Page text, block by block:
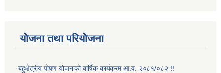
योजना तथा परियोजना
बहुक्षेत्रीय पोषण योजनाको बार्षिक कार्यक्रम आ.व. २०८१/०८२ !!